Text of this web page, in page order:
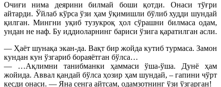
Очиғи нима деярини билмай боши қотди. Онаси тўғри
айтарди. Ўйлаб кўрса ўзи ҳам ўқимишли бўлиб худди шундай
қилган. Мингни уқиб тузукроқ ҳол сўрашни билмаса одам,
ундан не наф. Бу иддиоларнинг бариси ўзига қаратилган асли.
— Ҳаёт шунақа экан-да. Вақт бир жойда кутиб турмаса. Замон
кундан кун ўзгариб бораяётган бўлса…
— …Ақлимни танибманки ҳаммаси ўша-ўша. Дунё ҳам
жойида. Аввал қандай бўлса ҳозир ҳам шундай, – гапини чўрт
кесди онаси. — Яна сенга айтсам, одамзотнинг ўзи ўзгарган!